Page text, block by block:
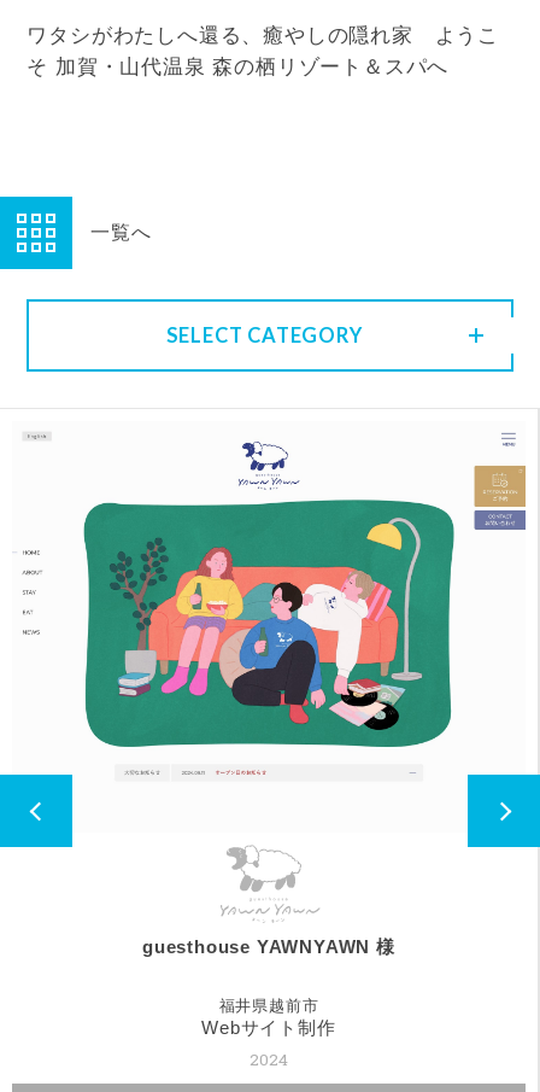
ワタシがわたしへ還る、癒やしの隠れ家 ようこ
そ 加賀・山代温泉 森の栖リゾート＆スパへ
一覧へ
SELECT CATEGORY
guesthouse YAWNYAWN 様
福井県越前市
Webサイト制作
2024